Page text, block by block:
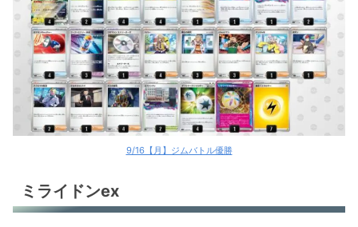
9/16【月】ジムバトル優勝
ミライドンex